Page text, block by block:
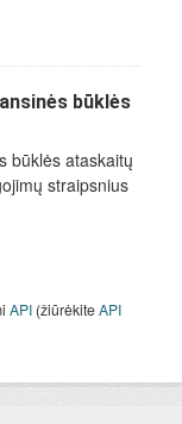
būklės
būklės ataskaitų
straipsnius
API (žiūrėkiteAPI